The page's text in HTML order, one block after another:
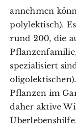
annehmen
polylektisch).
rund 200, die
spezialisiert
Pflanzen im
daher aktive
Überlebenshilfe.